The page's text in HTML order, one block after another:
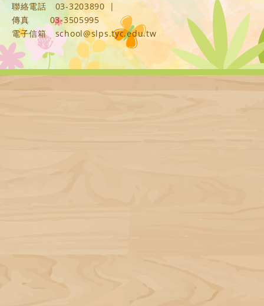
聯絡電話
03-3203890
|
傳真
03-3505995
電子信箱
school@slps.tyc.edu.tw